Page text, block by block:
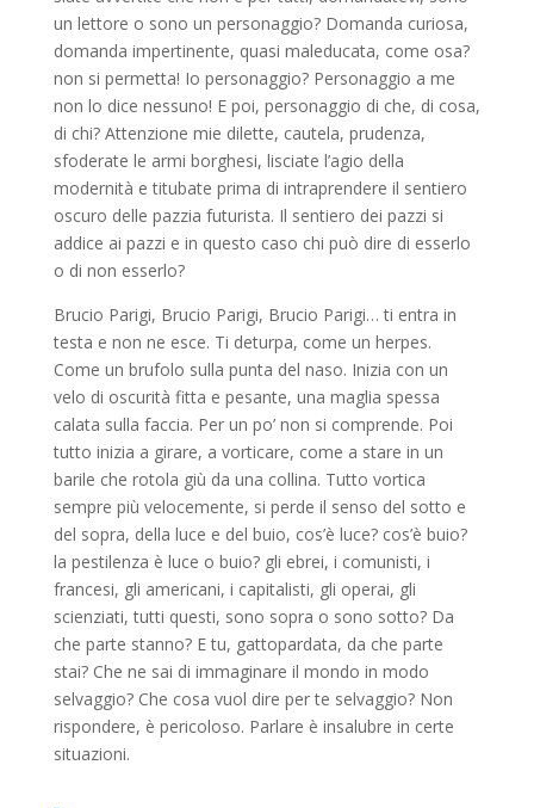
un lettore o sono un personaggio? Domanda curiosa,
domanda impertinente, quasi maleducata, come osa?
non si permetta! Io personaggio? Personaggio a me
non lo dice nessuno! E poi, personaggio di che, di cosa,
di chi? Attenzione mie dilette, cautela, prudenza,
sfoderate le armi borghesi, lisciate l’agio della
modernità e titubate prima di intraprendere il sentiero
oscuro delle pazzia futurista. Il sentiero dei pazzi si
addice ai pazzi e in questo caso chi può dire di esserlo
o di non esserlo?
Brucio Parigi, Brucio Parigi, Brucio Parigi… ti entra in
testa e non ne esce. Ti deturpa, come un herpes.
Come un brufolo sulla punta del naso. Inizia con un
velo di oscurità fitta e pesante, una maglia spessa
calata sulla faccia. Per un po’ non si comprende. Poi
tutto inizia a girare, a vorticare, come a stare in un
barile che rotola giù da una collina. Tutto vortica
sempre più velocemente, si perde il senso del sotto e
del sopra, della luce e del buio, cos’è luce? cos’è buio?
la pestilenza è luce o buio? gli ebrei, i comunisti, i
francesi, gli americani, i capitalisti, gli operai, gli
scienziati, tutti questi, sono sopra o sono sotto? Da
che parte stanno? E tu, gattopardata, da che parte
stai? Che ne sai di immaginare il mondo in modo
selvaggio? Che cosa vuol dire per te selvaggio? Non
rispondere, è pericoloso. Parlare è insalubre in certe
situazioni.